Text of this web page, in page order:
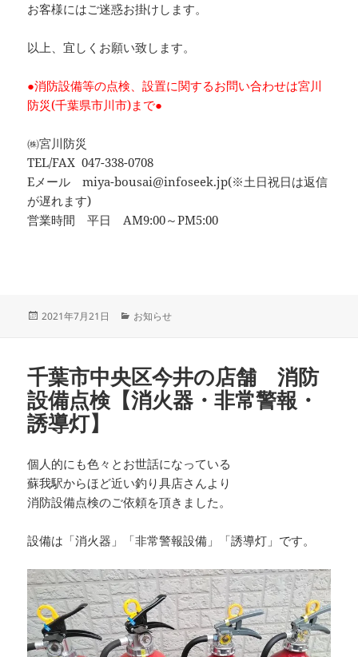
お客様にはご迷惑お掛けします。
以上、宜しくお願い致します。
●消防設備等の点検、設置に関するお問い合わせは宮川
防災(千葉県市川市)まで●
㈱宮川防災
TEL/FAX 047-338-0708
Eメール miya-bousai@infoseek.jp(※土日祝日は返信
が遅れます)
営業時間 平日 AM9:00～PM5:00
投
2021年7月21日
カ
ー
お知らせ
千葉市中央区今井の店舗 消防
設備点検【消火器・非常警報・
誘導灯】
個人的にも色々とお世話になっている
蘇我駅からほど近い釣り具店さんより
消防設備点検のご依頼を頂きました。
設備は「消火器」「非常警報設備」「誘導灯」です。